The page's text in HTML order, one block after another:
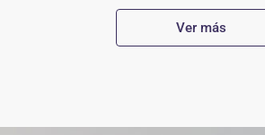
Ver más